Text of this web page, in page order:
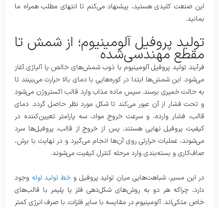
این صنعت کلیدی هستید، پیشنهاد می‌کنم تا انتهای مطلب همراه ما
بمانید.
تولید پروفیل آلومینیوم؛ از شمش تا
مقطع مهندسی‌شده
فرآیند تولید پروفیل آلومینیوم با ذوب شمش‌های خالص یا آلیاژی آغاز
می‌شود. این شمش‌ها ابتدا در کوره‌هایی با دمای بالا حرارت می‌بینند تا
به حالت خمیری برسند. سپس ماده مذاب وارد قالب اکستروژن می‌شود
و تحت فشار از آن عبور می‌کند تا شکل مورد نظر حاصل گردد. دمای
قالب، فشار وارده، و سرعت خروج مواد، سه پارامتر تعیین‌کننده در
کیفیت پروفیل نهایی هستند. پس از خروج از قالب، پروفیل‌ها سرد
می‌شوند، عملیات حرارتی روی آن‌ها انجام می‌گیرد و در نهایت با برش،
صاف‌کاری و بسته‌بندی وارد مرحله کنترل کیفیت می‌شوند.
در این مسیر، شباهت‌هایی میان تولید پروفیل وخط تولید لوله وجود
دارد، چراکه هر دو به روش‌های شکل‌دهی فلز یا پلیمر با قالب‌های
خاص متکی‌اند. آلومینیوم در مقایسه با سایر فلزات، با صرف انرژی کمتر